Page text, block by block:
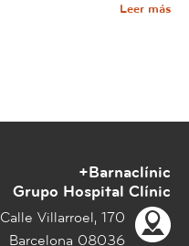
Leer más
Barnaclínic+
Grupo Hospital Clínic
Calle Villarroel, 170
08036 Barcelona